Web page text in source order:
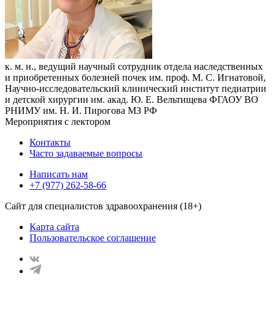
к. м. н., ведущий научный сотрудник отдела наследственных
и приобретенных болезней почек им. проф. М. С. Игнатовой,
Научно-исследовательский клинический институт педиатрии
и детской хирургии им. акад. Ю. Е. Вельтищева ФГАОУ ВО
РНИМУ им. Н. И. Пирогова МЗ РФ
Мероприятия с лектором
Контакты
Часто задаваемые вопросы
Написать нам
+7 (977) 262-58-66
Сайт для специалистов здравоохранения (18+)
Карта сайта
Пользовательское соглашение